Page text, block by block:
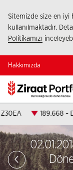
Sitemizde size en iyi
kullanılmaktadır.
Politikamızı
Hakkımızda
Z30EA 189.668 -